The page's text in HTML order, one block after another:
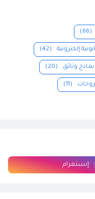
(66)
إلكترونية (42)
نماذج وثائق (20)
(11)
إنستغرام